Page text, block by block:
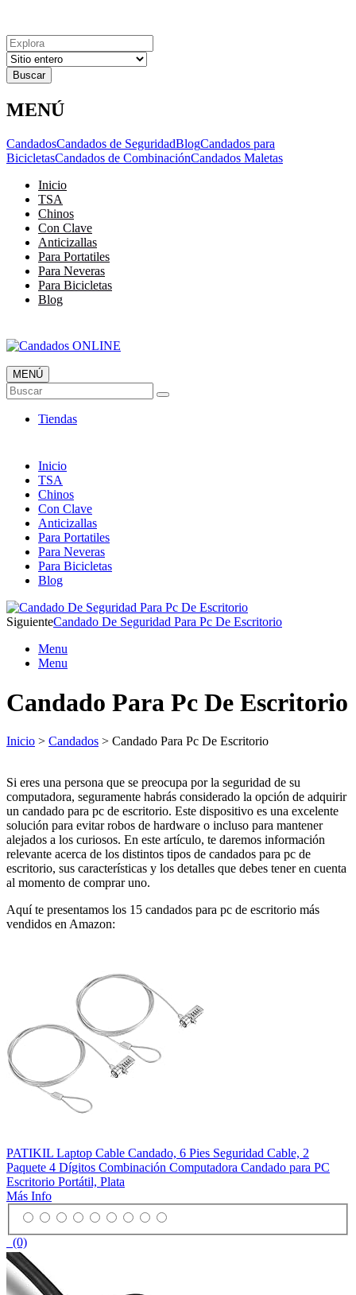
Resultados
para
MENÚ
CandadosCandados de SeguridadBlogCandados para
BicicletasCandados de CombinaciónCandados Maletas
Inicio
TSA
Chinos
Con Clave
Anticizallas
Para Portatiles
Para Neveras
Para Bicicletas
Blog
Candados ONLINE
Envió 24/7!!!
MENÚ
Buscar
Tiendas
Inicio
TSA
Chinos
Con Clave
Anticizallas
Para Portatiles
Para Neveras
Para Bicicletas
Blog
SiguienteCandado De Seguridad Para Pc De Escritorio
Menu
Menu
Candado Para Pc De Escritorio
Inicio > Candados > Candado Para Pc De Escritorio
Si eres una persona que se preocupa por la seguridad de su
computadora, seguramente habrás considerado la opción de adquirir
un candado para pc de escritorio. Este dispositivo es una excelente
solución para evitar robos de hardware o incluso para mantener
alejados a los curiosos. En este artículo, te daremos información
relevante acerca de los distintos tipos de candados para pc de
escritorio, sus características y los detalles que debes tener en cuenta
al momento de comprar uno.
Aquí te presentamos los 15 candados para pc de escritorio más
vendidos en Amazon:
PATIKIL Laptop Cable Candado, 6 Pies Seguridad Cable, 2
Paquete 4 Dígitos Combinación Computadora Candado para PC
Escritorio Portátil, Plata
Más Info
(0)